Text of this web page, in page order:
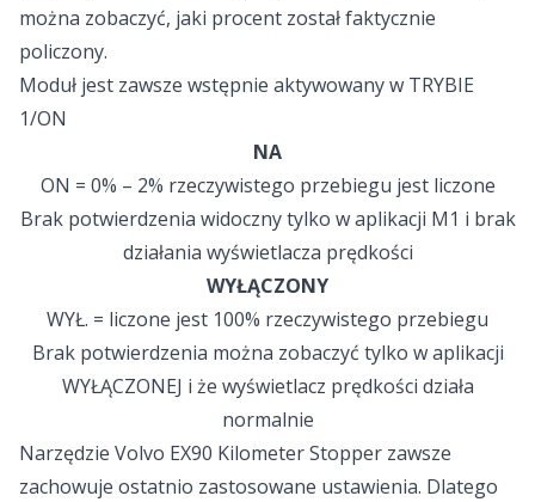
można zobaczyć, jaki procent został faktycznie
policzony.
Moduł jest zawsze wstępnie aktywowany w TRYBIE
1/ON
NA
ON = 0% – 2% rzeczywistego przebiegu jest liczone
Brak potwierdzenia widoczny tylko w aplikacji M1 i brak
działania wyświetlacza prędkości
WYŁĄCZONY
WYŁ. = liczone jest 100% rzeczywistego przebiegu
Brak potwierdzenia można zobaczyć tylko w aplikacji
WYŁĄCZONEJ i że wyświetlacz prędkości działa
normalnie
Narzędzie Volvo EX90 Kilometer Stopper zawsze
zachowuje ostatnio zastosowane ustawienia. Dlatego